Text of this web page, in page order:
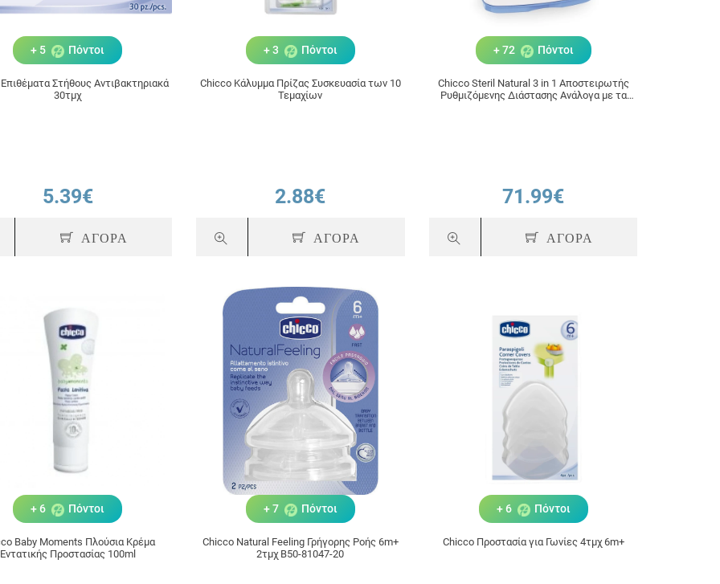
+ 5 Πόντοι
Στήθους Αντιβακτηριακά
30τμχ
5.39€
ΑΓΟΡΑ
+ 3 Πόντοι
Chicco Κάλυμμα Πρίζας Συσκευασία των 10
Τεμαχίων
2.88€
ΑΓΟΡΑ
+ 72 Πόντοι
Chicco Steril Natural 3 in 1 Αποστειρωτής
Ρυθμιζόμενης Διάστασης Ανάλογα με τα
71.99€
ΑΓΟΡΑ
+ 6 Πόντοι
Baby Moments Πλούσια Κρέμα
Εντατικής Προστασίας 100ml
+ 7 Πόντοι
Chicco Natural Feeling Γρήγορης Ροής 6m+
2τμχ B50-81047-20
+ 6 Πόντοι
Chicco Προστασία για Γωνίες 4τμχ 6m+